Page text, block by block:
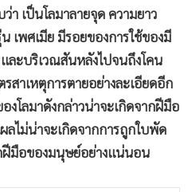
า เป็นโลมาลายจุด ความยาว
เพศเมีย มีรอยของการใช้ของมี
ละบริเวณสันหลังไปจนถึงโคน
สาเหตุการตายอย่างละเอียดอีก
งโลมาดังกล่าวน่าจะเกิดจากฝีมือ
ไม่น่าจะเกิดจากการถูกใบพัด
ฝีมือของมนุษย์อย่างแน่นอน